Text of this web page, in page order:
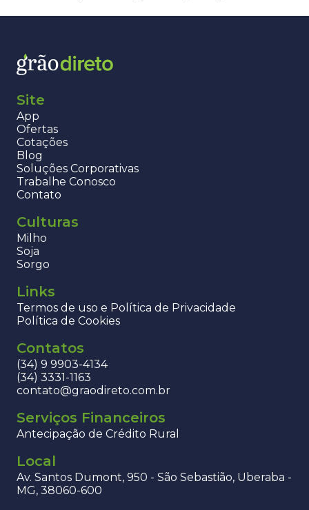
Site
App
Ofertas
Cotações
Blog
Soluções Corporativas
Trabalhe Conosco
Contato
Culturas
Milho
Soja
Sorgo
Links
Termos de uso e Política de Privacidade
Política de Cookies
Contatos
(34) 9 9903-4134
(34) 3331-1163
contato@graodireto.com.br
Serviços Financeiros
Antecipação de Crédito Rural
Local
Av. Santos Dumont, 950 - São Sebastião, Uberaba -
MG, 38060-600